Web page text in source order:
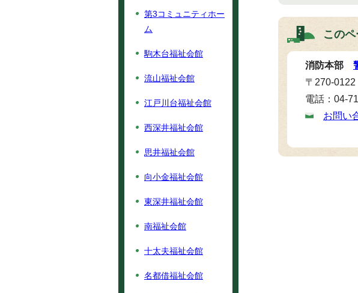
この
消防本部
〒270-
電話：04-
お問い
第3コミュニティホー
ム
駒木台福祉会館
流山福祉会館
江戸川台福祉会館
西深井福祉会館
思井福祉会館
向小金福祉会館
東深井福祉会館
南福祉会館
十太夫福祉会館
名都借福祉会館